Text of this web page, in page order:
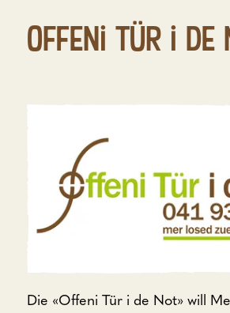
Offeni Tür i de
Die «Offeni Tür i de Not» will